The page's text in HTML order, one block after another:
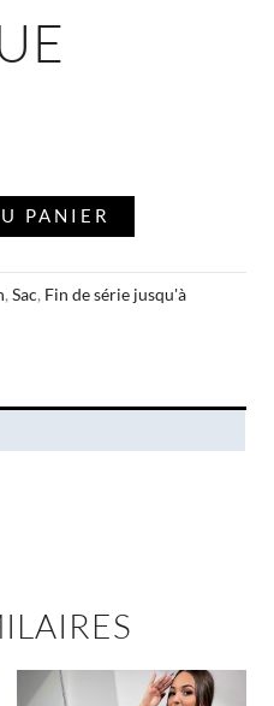
PANIER
,Sac, Fin de série jusqu'à
Ce